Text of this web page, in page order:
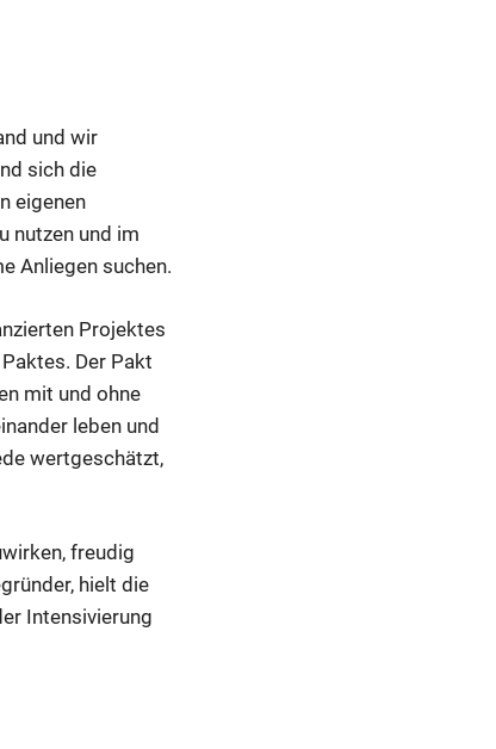
und wir
sich die
eigenen
nutzen und im
Anliegen suchen.
Projektes
Der Pakt
mit und ohne
leben und
wertgeschätzt,
freudig
hielt die
Intensivierung